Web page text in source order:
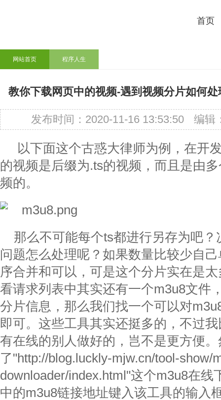
首页
网站首页 程序人生
教你下载网页中的视频-遇到视频分片如何
发布时间：2020-11-16 13:53:50 编辑
以下面这个古惑大律师为例，在开
的视频是后缀为.ts的视频，而且是由
频的。
那么不可能每个ts都进行另存为吧
问题怎么处理呢？如果数量比较少自
序合并和可以，可是这个分片实在是
看请求列表中其实还有一个m3u8文件
分片信息，那么我们找一个可以对
即可。这些工具其实还挺多的，不过
有在线的别人做好的，岂不是更方便
了"http://blog.luckly-mjw.cn/tool-show/
downloader/index.html"这个m3u8在线
中的m3u8链接地址键入该工具的输入